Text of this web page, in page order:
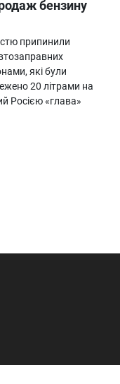
бензину
припинили
які були
20 літрами на
Росією «глава»